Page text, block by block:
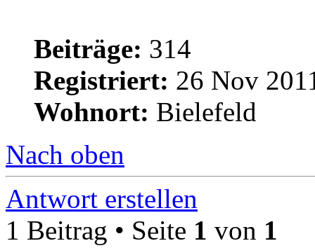
Beiträge: 314
Registriert: 26 Nov
Wohnort: Bielefeld
Nach oben
Antwort erstellen
1 Beitrag • Seite 1 von 1